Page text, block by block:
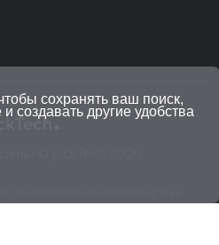
ознакомительный характер и не
сохранять ваш поиск,
создавать другие удобства